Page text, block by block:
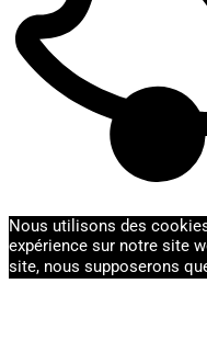
Nous utilisons des
expérience sur notre site
site, nous supposerons